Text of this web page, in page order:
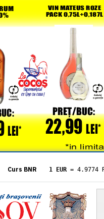
Curs BNR 1 EUR = 4.9774
= 5.8304
1 XAU= 464.4611
1 AED= 1.1933
1 AUD= 2.7957